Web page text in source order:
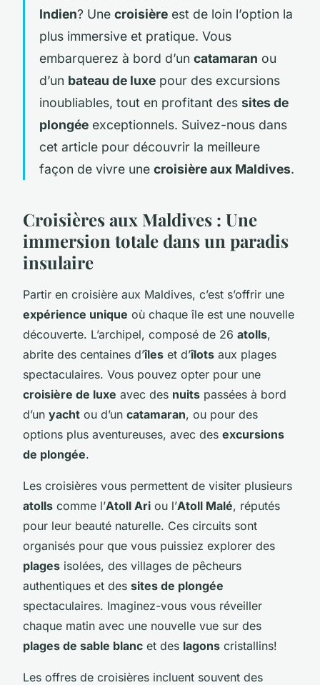
Indien? Une croisière est de loin l’option la
plus immersive et pratique. Vous
embarquerez à bord d’un catamaran ou
d’un bateau de luxe pour des excursions
inoubliables, tout en profitant des sites de
plongée exceptionnels. Suivez-nous dans
cet article pour découvrir la meilleure
façon de vivre une croisière aux Maldives.
Croisières aux Maldives : Une
immersion totale dans un paradis
insulaire
Partir en croisière aux Maldives, c’est s’offrir une
expérience unique où chaque île est une nouvelle
découverte. L’archipel, composé de 26 atolls,
abrite des centaines d’îles et d’îlots aux plages
spectaculaires. Vous pouvez opter pour une
croisière de luxe avec des nuits passées à bord
d’un yacht ou d’un catamaran, ou pour des
options plus aventureuses, avec des excursions
de plongée.
Les croisières vous permettent de visiter plusieurs
atolls comme l’Atoll Ari ou l’Atoll Malé, réputés
pour leur beauté naturelle. Ces circuits sont
organisés pour que vous puissiez explorer des
plages isolées, des villages de pêcheurs
authentiques et des sites de plongée
spectaculaires. Imaginez-vous vous réveiller
chaque matin avec une nouvelle vue sur des
plages de sable blanc et des lagons cristallins!
Les offres de croisières incluent souvent des